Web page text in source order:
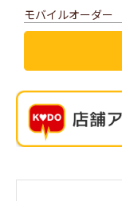
モバイルオーダー